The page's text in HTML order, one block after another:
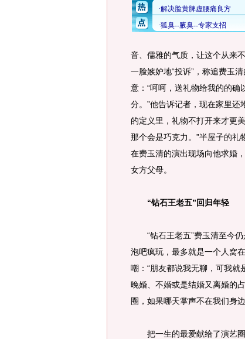
音、儒雅的气质，让这个从来
一脸嫉妒地“投诉”，称追费玉
意：“呵呵，送礼物给我的的
分。”他告诉记者，现在家里
的定义里，礼物不打开来才更
那个会是巧克力。”半屋子的
在费玉清的演出现场向他求婚
女方父母。
“钻石王老五”回归年轻
“钻石王老五”费玉清至今仍
泡吧疯玩，最多就是一个人窝
嘲：“朋友都说我无聊，可我就
晚婚、不婚或是结婚又离婚的
圈，如果哪天掌声不在我们身
把一生的最爱献给了演艺圈